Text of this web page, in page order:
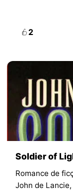
2
Soldier of
Romance de
John de